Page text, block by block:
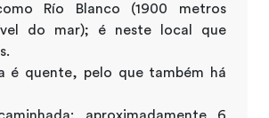
Río Blanco (1900 metros
do mar); é neste local que
é quente, pelo que também há
aproximadamente 6